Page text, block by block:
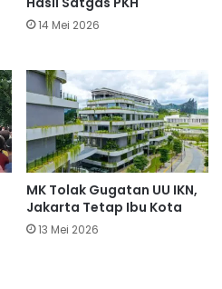
14 Mei 2026
MK Tolak Gugatan UU IKN,
Jakarta Tetap Ibu Kota
13 Mei 2026